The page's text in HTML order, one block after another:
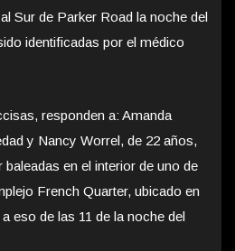
Sur de Parker Road la noche del
identificadas por el médico
responden a: Amanda
y Nancy Worrel, de 22 años,
en el interior de uno de
French Quarter, ubicado en
eso de las 11 de la noche del